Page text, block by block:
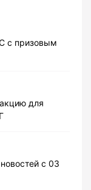
с призовым
для
с 03